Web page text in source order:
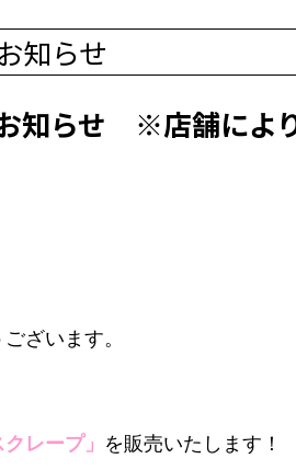
知らせ
知らせ ※店舗によ
ざいます。
レープ」 を販売いたします！